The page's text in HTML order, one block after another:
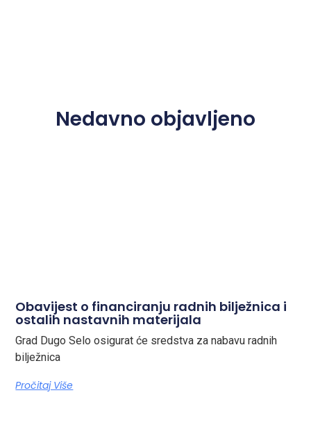
Nedavno objavljeno
Obavijest o financiranju radnih bilježnica i
ostalih nastavnih materijala
Grad Dugo Selo osigurat će sredstva za nabavu radnih
bilježnica
Pročitaj Više